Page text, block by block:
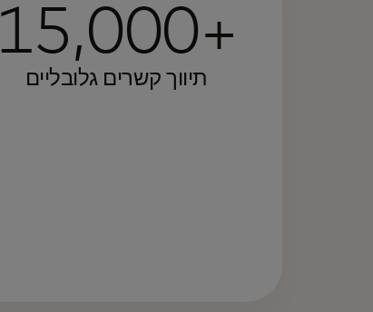
15,000+
תיווך קשרים גלובליים